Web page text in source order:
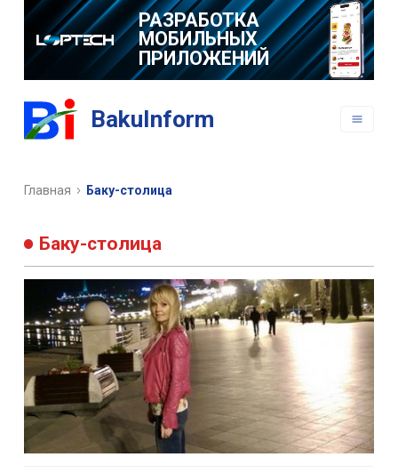
РАЗРАБОТКА
МОБИЛЬНЫХ
ПРИЛОЖЕНИЙ
BakuInform
Главная Баку-столица
Баку-столица